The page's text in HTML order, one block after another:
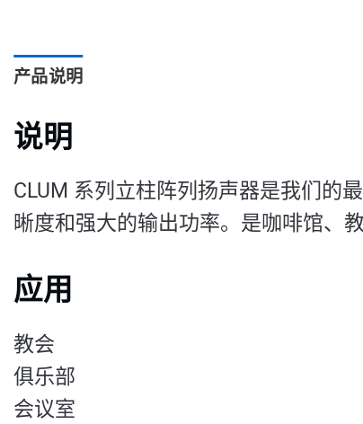
产品说明
说明
CLUM 系列立柱阵列扬声器是我们的
晰度和强大的输出功率。是咖啡馆、
应用
教会
俱乐部
会议室